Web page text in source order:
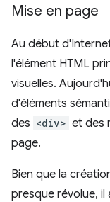
Mise en page
Au début
l'élément HTML
visuelles.
d'éléments
des <div> et des
page.
Bien que la
presque révolue, il